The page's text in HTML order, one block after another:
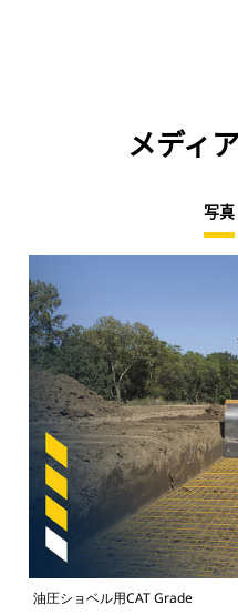
メディ
写真
油圧ショベル用CAT Grade